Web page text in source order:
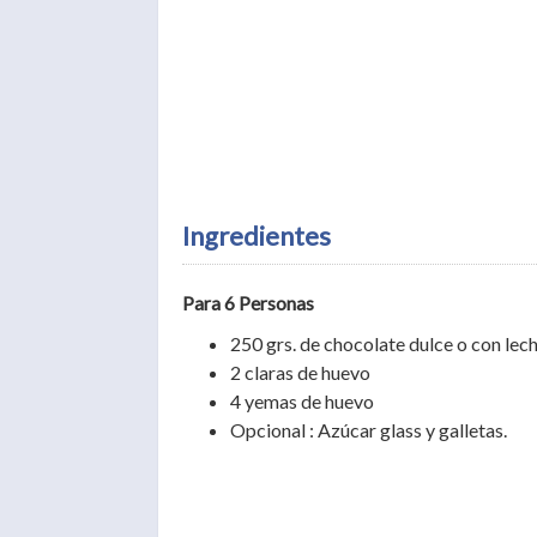
Ingredientes
Para 6 Personas
250 grs. de chocolate dulce o con
2 claras de huevo
4 yemas de huevo
Opcional : Azúcar glass y galletas.